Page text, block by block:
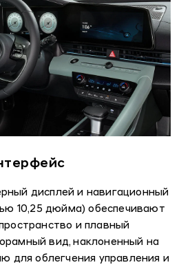
дисплей и навигационный
10,25 дюйма) обеспечивают
и плавный
вид, наклоненный на
для облегчения управления и